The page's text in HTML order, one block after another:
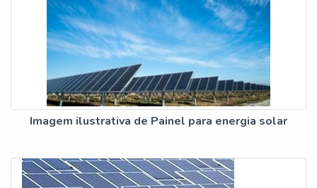
Imagem ilustrativa de Painel para energia solar